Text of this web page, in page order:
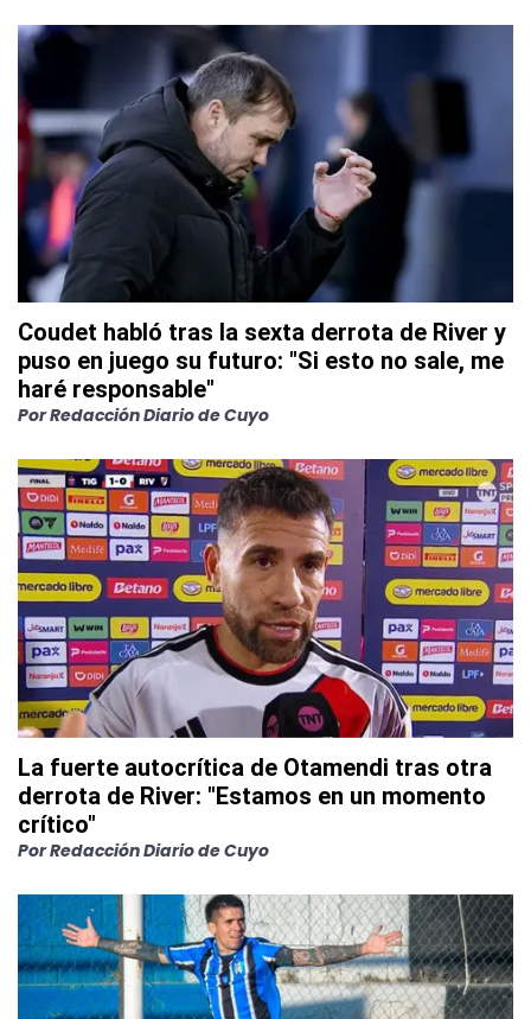
Coudet habló tras la sexta derrota de River y
puso en juego su futuro: "Si esto no sale, me
haré responsable"
PorRedacción Diario de Cuyo
La fuerte autocrítica de Otamendi tras otra
derrota de River: "Estamos en un momento
crítico"
PorRedacción Diario de Cuyo